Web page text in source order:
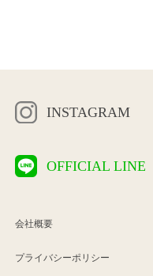
INSTAGRAM
OFFICIAL LINE
会社概要
プライバシーポリシー